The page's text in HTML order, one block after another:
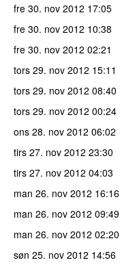
fre 30. nov 2012 17:05
fre 30. nov 2012 10:38
fre 30. nov 2012 02:21
tors 29. nov 2012 15:11
tors 29. nov 2012 08:40
tors 29. nov 2012 00:24
ons 28. nov 2012 06:02
tirs 27. nov 2012 23:30
tirs 27. nov 2012 04:03
man 26. nov 2012 16:16
man 26. nov 2012 09:49
man 26. nov 2012 02:20
søn 25. nov 2012 14:56